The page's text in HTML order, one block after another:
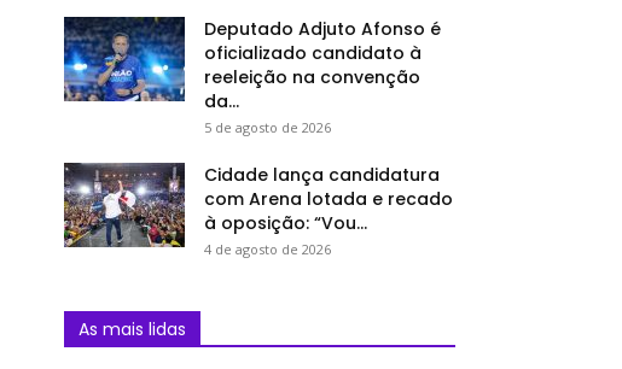
Deputado Adjuto Afonso é
oficializado candidato à
reeleição na convenção
da...
5 de agosto de 2026
Cidade lança candidatura
com Arena lotada e recado
à oposição: “Vou...
4 de agosto de 2026
As mais lidas